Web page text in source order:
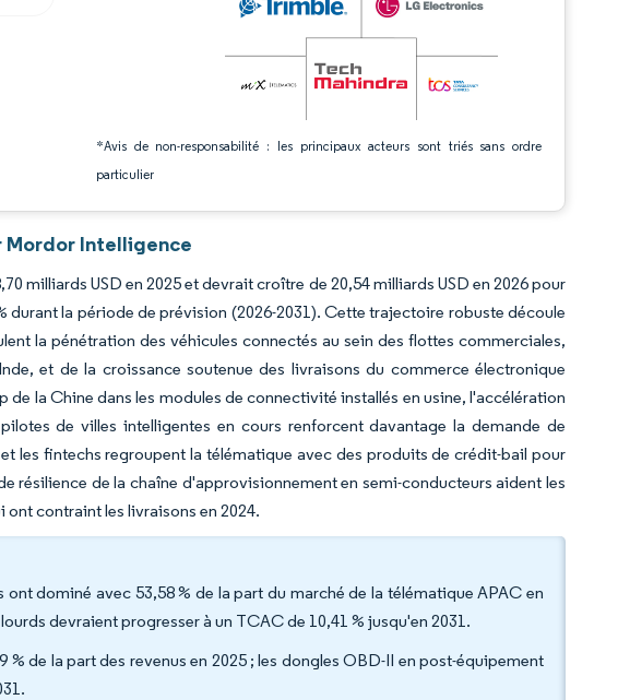
*Avis de non-responsabilité : les principaux acteurs sont triés sans ordre
particulier
Mordor Intelligence
milliards USD en 2025 et devrait croître de 20,54 milliards USD en 2026 pour
durant la période de prévision (2026-2031). Cette trajectoire robuste découle
la pénétration des véhicules connectés au sein des flottes commerciales,
et de la croissance soutenue des livraisons du commerce électronique
la Chine dans les modules de connectivité installés en usine, l'accélération
de villes intelligentes en cours renforcent davantage la demande de
les fintechs regroupent la télématique avec des produits de crédit-bail pour
résilience de la chaîne d'approvisionnement en semi-conducteurs aident les
contraint les livraisons en 2024.
dominé avec 53,58 % de la part du marché de la télématique APAC en
devraient progresser à un TCAC de 10,41 % jusqu'en 2031.
de la part des revenus en 2025 ; les dongles OBD-II en post-équipement